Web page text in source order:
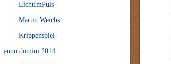
LichtImPuls
Martin Weichs
Krippenspiel
anno domini 2014